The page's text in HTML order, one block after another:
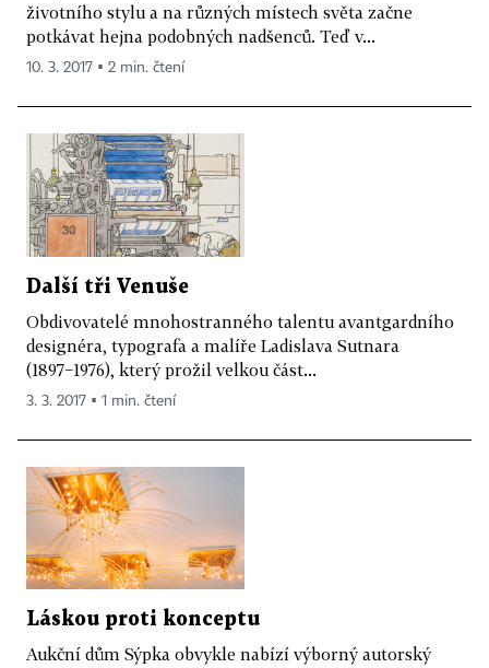
životního stylu a na různých místech světa začne
potkávat hejna podobných nadšenců. Teď v...
10. 3. 2017 ▪ 2 min. čtení
Další tři Venuše
Obdivovatelé mnohostranného talentu avantgardního
designéra, typografa a malíře Ladislava Sutnara
(1897−1976), který prožil velkou část...
3. 3. 2017 ▪ 1 min. čtení
Láskou proti konceptu
Aukční dům Sýpka obvykle nabízí výborný autorský